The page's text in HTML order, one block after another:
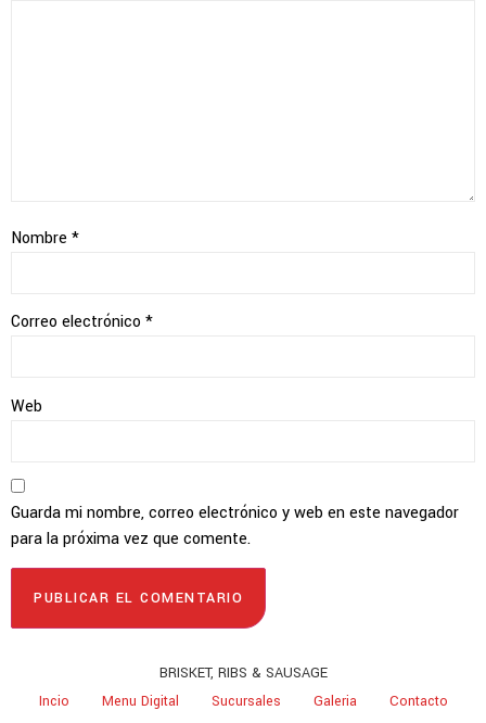
Nombre *
Correo electrónico *
Web
Guarda mi nombre, correo electrónico y web en este navegador
para la próxima vez que comente.
BRISKET, RIBS & SAUSAGE
Incio
Menu Digital Sucursales Galeria
Contacto